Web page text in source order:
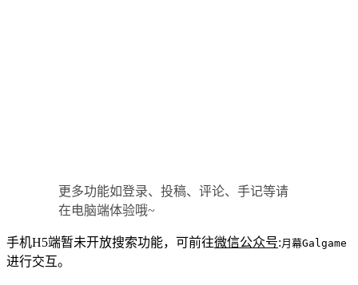
更多功能如登录、投稿、评论、手记等请
在电脑端体验哦~
手机H5端暂未开放搜索功能，可前往微信公众号: 月幕Galgame
进行交互。